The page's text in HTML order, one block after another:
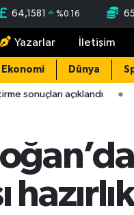
64,1581 %0.16
Yazarlar İletişim
Ekonomi Dünya
sonuçları açıklandı